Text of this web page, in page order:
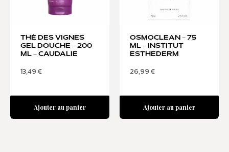
THÉ DES VIGNES
GEL DOUCHE – 200
ML – CAUDALIE
13,49€
Ajouter au panier
OSMOCLEAN – 75
ML – INSTITUT
ESTHEDERM
26,99€
Ajouter au panier